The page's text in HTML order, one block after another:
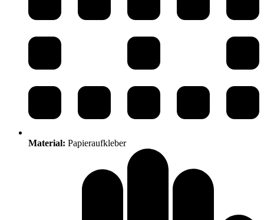
Material: Papieraufkleber